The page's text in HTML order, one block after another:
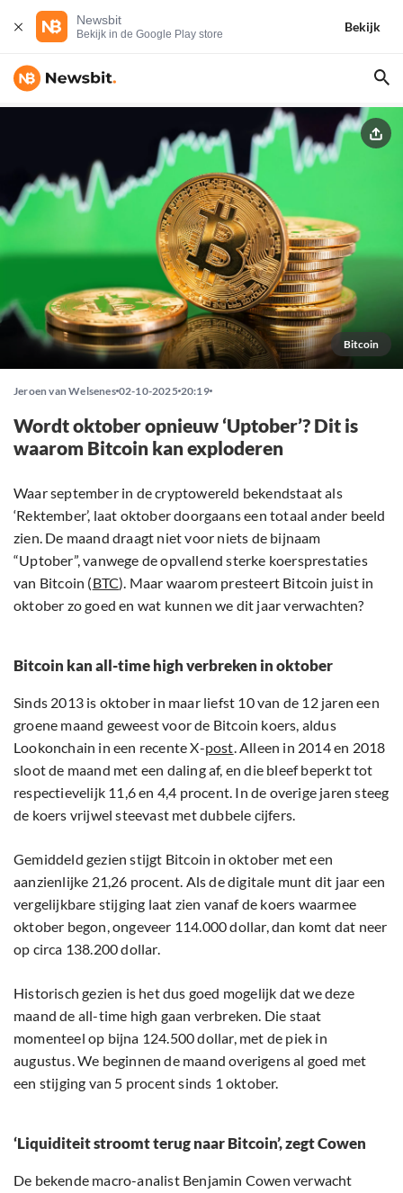
Newsbit
Bekijk in de Google Play store
Bekijk
Bitcoin
Jeroen van Welsenes 02-10-2025 20:19
Wordt oktober opnieuw ‘Uptober’? Dit is
waarom Bitcoin kan exploderen
Waar september in de cryptowereld bekendstaat als
‘Rektember’, laat oktober doorgaans een totaal ander beeld
zien. De maand draagt niet voor niets de bijnaam
“Uptober”, vanwege de opvallend sterke koersprestaties
van Bitcoin (BTC). Maar waarom presteert Bitcoin juist in
oktober zo goed en wat kunnen we dit jaar verwachten?
Bitcoin kan all-time high verbreken in oktober
Sinds 2013 is oktober in maar liefst 10 van de 12 jaren een
groene maand geweest voor de Bitcoin koers, aldus
Lookonchain in een recente X-post. Alleen in 2014 en 2018
sloot de maand met een daling af, en die bleef beperkt tot
respectievelijk 11,6 en 4,4 procent. In de overige jaren steeg
de koers vrijwel steevast met dubbele cijfers.
Gemiddeld gezien stijgt Bitcoin in oktober met een
aanzienlijke 21,26 procent. Als de digitale munt dit jaar een
vergelijkbare stijging laat zien vanaf de koers waarmee
oktober begon, ongeveer 114.000 dollar, dan komt dat neer
op circa 138.200 dollar.
Historisch gezien is het dus goed mogelijk dat we deze
maand de all-time high gaan verbreken. Die staat
momenteel op bijna 124.500 dollar, met de piek in
augustus. We beginnen de maand overigens al goed met
een stijging van 5 procent sinds 1 oktober.
‘Liquiditeit stroomt terug naar Bitcoin’, zegt Cowen
De bekende macro-analist Benjamin Cowen verwacht